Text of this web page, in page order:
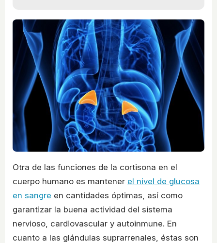
Otra de las funciones de la cortisona en el
cuerpo humano es mantener el nivel de glucosa
en sangre en cantidades óptimas, así como
garantizar la buena actividad del sistema
nervioso, cardiovascular y autoinmune. En
cuanto a las glándulas suprarrenales, éstas son